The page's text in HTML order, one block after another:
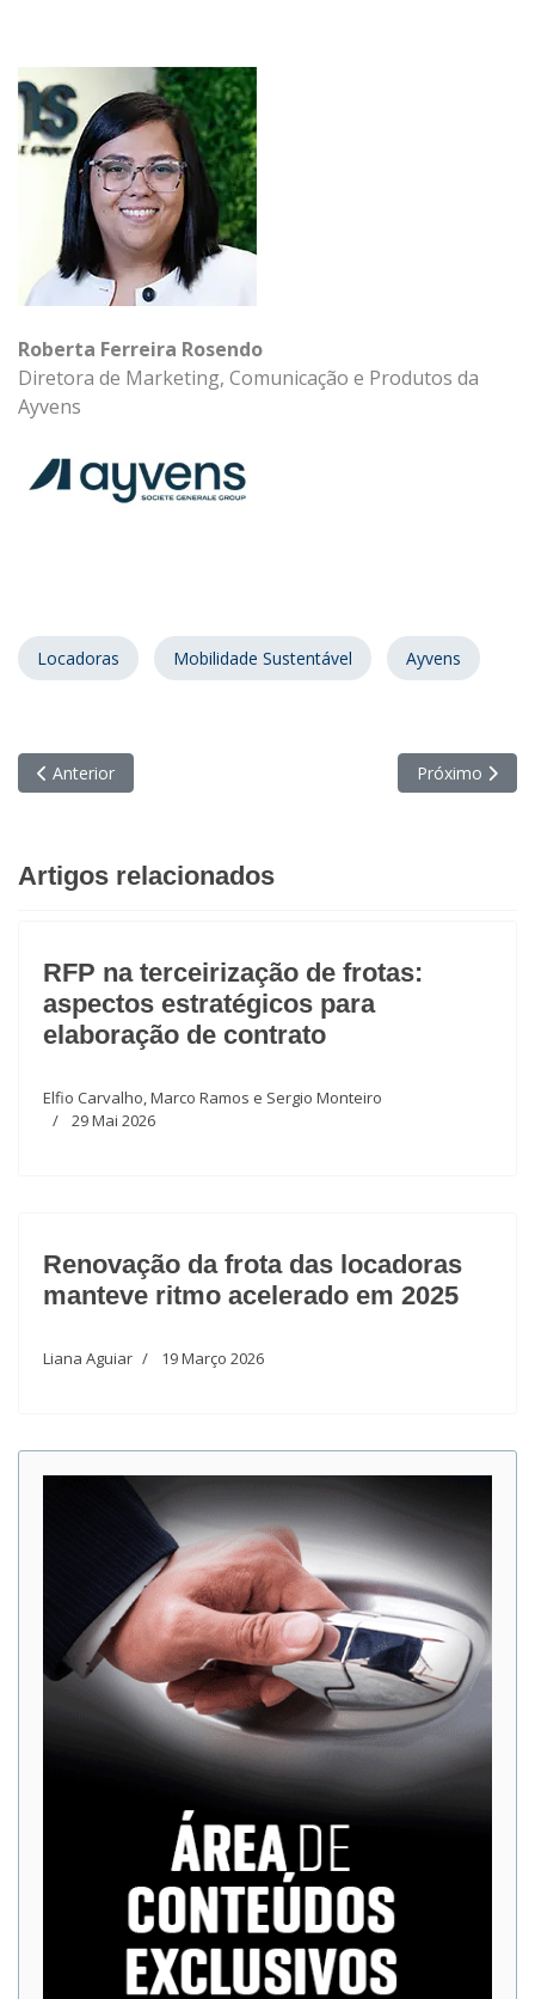
Roberta Ferreira Rosendo
Diretora de Marketing, Comunicação e Produtos da
Ayvens
Locadoras Mobilidade Sustentável Ayvens
Artigo anterior: Neoenergia e Honda se unem para acelerar
Anterior Próximo
Próximo
Artigos relacionados
RFP na terceirização de frotas:
aspectos estratégicos para
elaboração de contrato
Elfio Carvalho, Marco Ramos e Sergio Monteiro
29 Mai 2026
Renovação da frota das locadoras
manteve ritmo acelerado em 2025
Liana Aguiar 19 Março 2026